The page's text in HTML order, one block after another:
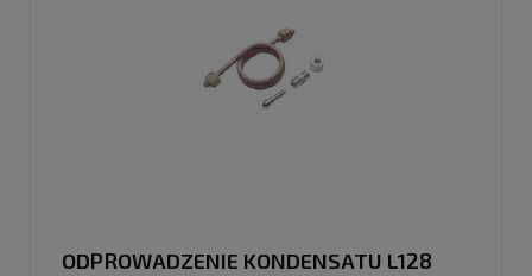
ODPROWADZENIE KONDENSATU L128